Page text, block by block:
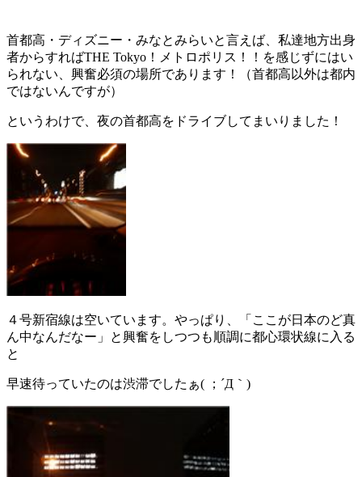
首都高・ディズニー・みなとみらいと言えば、私達地方出身
者からすればTHE Tokyo！メトロポリス！！を感じずにはい
られない、興奮必須の場所であります！（首都高以外は都内
ではないんですが）
というわけで、夜の首都高をドライブしてまいりました！
４号新宿線は空いています。やっぱり、「ここが日本のど真
ん中なんだなー」と興奮をしつつも順調に都心環状線に入る
と
早速待っていたのは渋滞でしたぁ( ；´Д｀)